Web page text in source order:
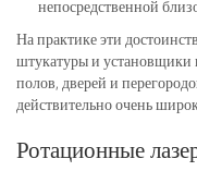
непосредственной
На практике эти
штукатуры и установщики
полов, дверей и
действительно очень
Ротационные